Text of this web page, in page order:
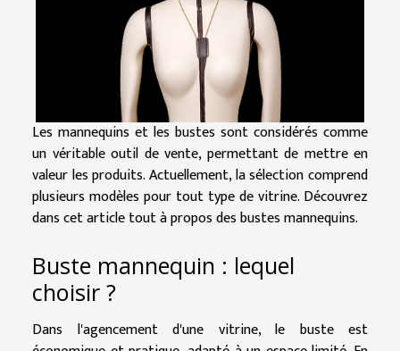
Les mannequins et les bustes sont considérés comme
un véritable outil de vente, permettant de mettre en
valeur les produits. Actuellement, la sélection comprend
plusieurs modèles pour tout type de vitrine. Découvrez
dans cet article tout à propos des bustes mannequins.
Buste mannequin : lequel
choisir ?
Dans l'agencement d'une vitrine, le buste est